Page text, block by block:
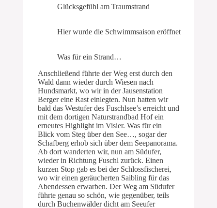
Glücksgefühl am Traumstrand
Hier wurde die Schwimmsaison eröffnet
Was für ein Strand…
Anschließend führte der Weg erst durch den
Wald dann wieder durch Wiesen nach
Hundsmarkt, wo wir in der Jausenstation
Berger eine Rast einlegten. Nun hatten wir
bald das Westufer des Fuschlsee’s erreicht und
mit dem dortigen Naturstrandbad Hof ein
erneutes Highlight im Visier. Was für ein
Blick vom Steg über den See…, sogar der
Schafberg erhob sich über dem Seepanorama.
Ab dort wanderten wir, nun am Südufer,
wieder in Richtung Fuschl zurück. Einen
kurzen Stop gab es bei der Schlossfischerei,
wo wir einen geräucherten Saibling für das
Abendessen erwarben. Der Weg am Südufer
führte genau so schön, wie gegenüber, teils
durch Buchenwälder dicht am Seeufer